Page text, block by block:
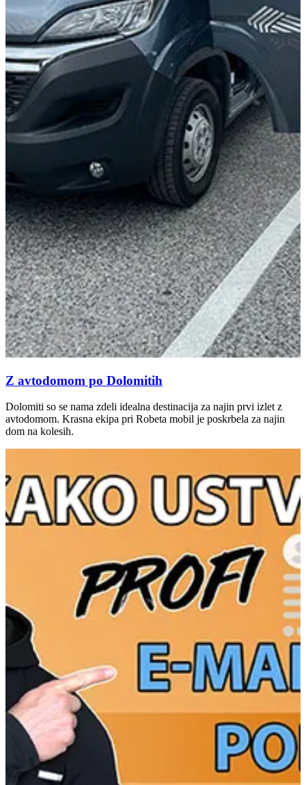
Z avtodomom po Dolomitih
Dolomiti so se nama zdeli idealna destinacija za najin prvi izlet z
avtodomom. Krasna ekipa pri Robeta mobil je poskrbela za najin
dom na kolesih.